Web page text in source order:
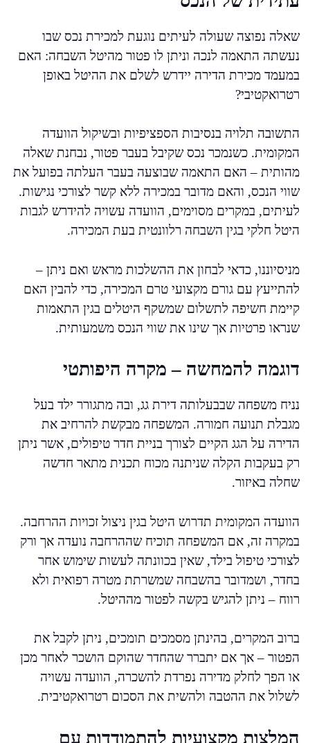
שאלה נפוצה שעולה לעיתים נוגעת למכירת נכס שבו
נעשתה התאמה לנכה וניתן לו פטור מהיטל השבחה: האם
במעמד מכירת הדירה יידרש לשלם את ההיטל באופן
רטרואקטיבי?
התשובה תלויה בנסיבות הספציפיות ובשיקול הוועדה
המקומית. כשנמכר נכס שקיבל בעבר פטור, נבחנת שאלה
מהותית – האם התאמה שבוצעה בעבר העלתה בפועל את
שווי הנכס, והאם מדובר במכירה ללא קשר לצורכי נגישות.
לעיתים, במקרים מסוימים, הוועדה עשויה להידרש לגבות
היטל חלקי בגין השבחה רלוונטית בעת המכירה.
מניסיוננו, כדאי לבחון את ההשלכות מראש ואם ניתן –
להתייעץ עם גורם מקצועי טרם המכירה, כדי להבין האם
קיימת חשיפה לתשלום שמשקף היטלים בגין התאמות
שנראו פרטיות אך שינו את שווי הנכס משמעותית.
דוגמה להמחשה – מקרה היפותטי
נניח משפחה שבבעלותה דירת גג, ובה מתגורר ילד בעל
מגבלת תנועה חמורה. המשפחה מבקשת להרחיב את
הדירה על הגג הקיים לצורך בניית חדר טיפולים, אשר ניתן
רק בעקבות הקלה שניתנה מכוח תכנית מתאר חדשה
שחלה באיזור.
הוועדה המקומית תדרוש היטל בגין ניצול זכויות ההרחבה.
במקרה זה, אם המשפחה תוכיח שההרחבה נועדה אך ורק
לצורכי טיפול בילד, שאין בכוונתה לעשות שימוש אחר
בחדר, ושמדובר בהשבחה שמשרתת מטרה רפואית ולא
רווח – ניתן להגיש בקשה לפטור מההיטל.
ברוב המקרים, בהינתן מסמכים תומכים, ניתן לקבל את
הפטור – אך אם יתברר שהחדר שהוקם הושכר לאחר מכן
או הפך לחלק מדירה נפרדת להשכרה, הוועדה עשויה
לשלול את ההטבה ולהשית את הסכום רטרואקטיבית.
המלצות מקצועיות להתמודדות עם